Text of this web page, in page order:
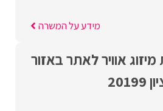
מידע על המשרה
אוויר לאתר באזור